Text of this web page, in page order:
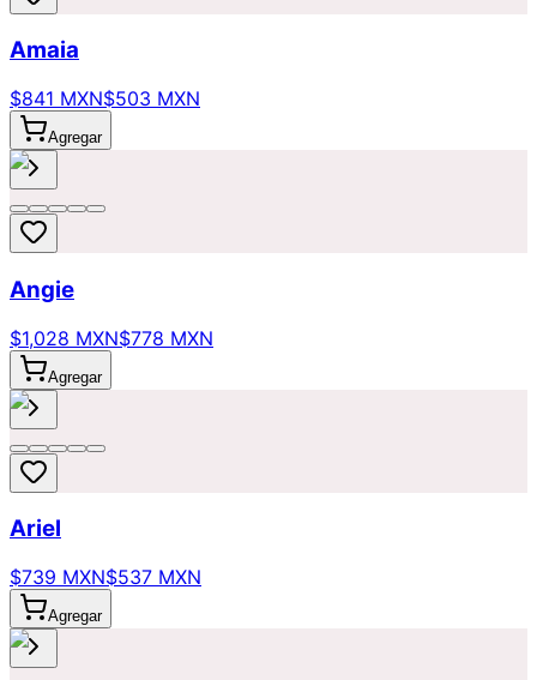
Amaia
$841 MXN$503 MXN
Agregar
Angie
$1,028 MXN$778 MXN
Agregar
Ariel
$739 MXN$537 MXN
Agregar